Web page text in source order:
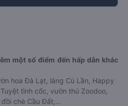
một số điểm đến hấp dẫn khác
hoa Đà Lạt, làng Cù Lần, Happy
tình cốc, vườn thú Zoodoo,
chè Cầu Đất,...